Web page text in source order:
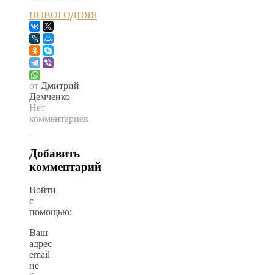
НОВОГОДНЯЯ
от Дмитрий
Демченко
Нет
комментариев
Добавить
комментарий
Войти
с
помощью:
Ваш
адрес
email
не